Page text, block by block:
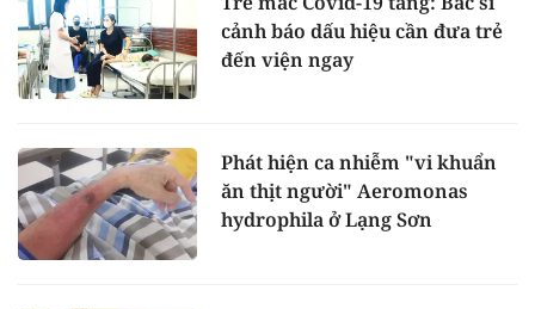
cảnh báo dấu hiệu cần đưa trẻ
đến viện ngay
Phát hiện ca nhiễm "vi khuẩn
ăn thịt người" Aeromonas
hydrophila ở Lạng Sơn